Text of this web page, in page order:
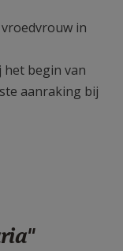
in
begin van
aanraking bij